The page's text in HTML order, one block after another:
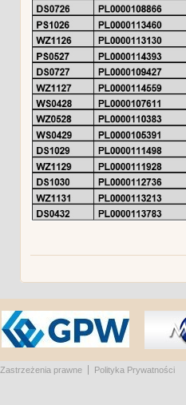
Zastrzeżenia prawne Polityka Prywatności